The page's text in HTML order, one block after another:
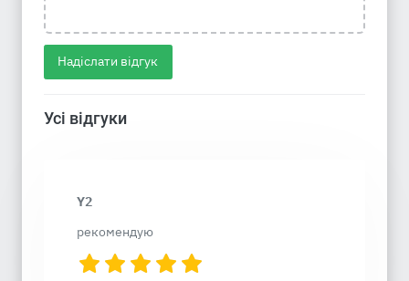
Надіслати відгук
Усі відгуки
Y2
рекомендую